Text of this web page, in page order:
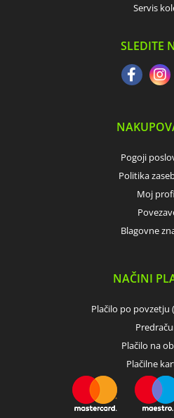
Servis
SLEDITE
Pogoji
Politika
Moj
Blagovne
NAČINI
Plačilo po povzetju
Plačilo na
Plačilne